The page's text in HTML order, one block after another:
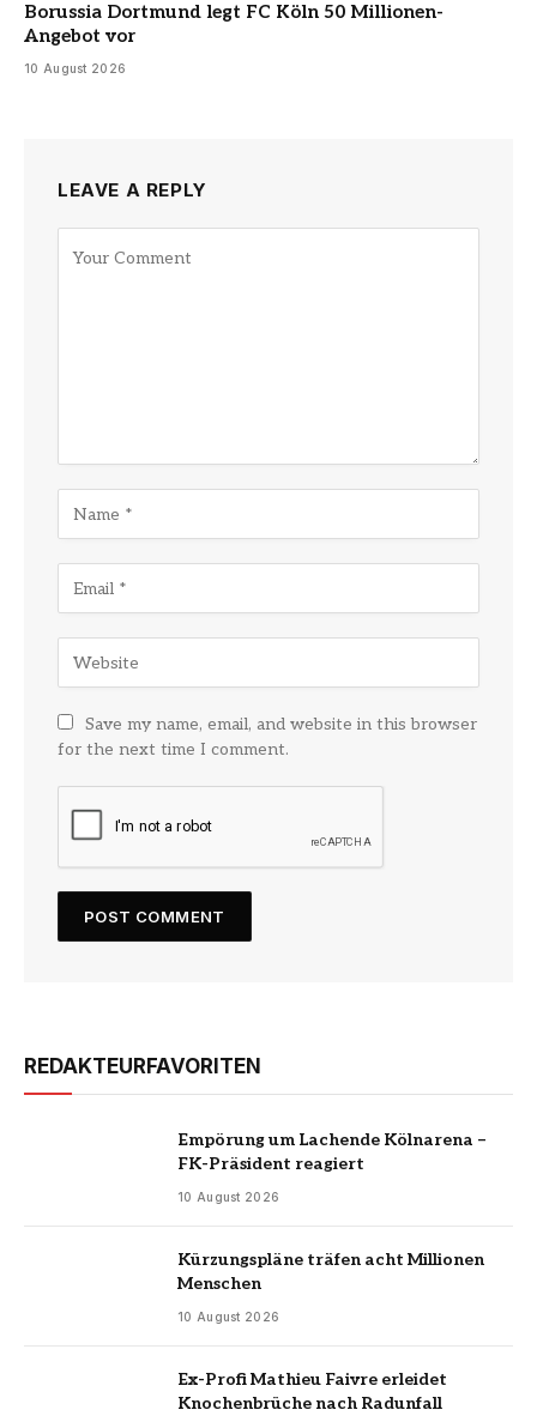
Borussia Dortmund legt FC Köln 50 Millionen-
Angebot vor
10 August 2026
LEAVE A REPLY
Save my name, email, and website in this browser
for the next time I comment.
REDAKTEURFAVORITEN
Empörung um Lachende Kölnarena –
FK-Präsident reagiert
10 August 2026
Kürzungspläne träfen acht Millionen
Menschen
10 August 2026
Ex-Profi Mathieu Faivre erleidet
Knochenbrüche nach Radunfall